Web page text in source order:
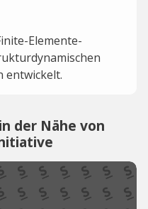
Elemente-
entwickelt.
der Nähe von